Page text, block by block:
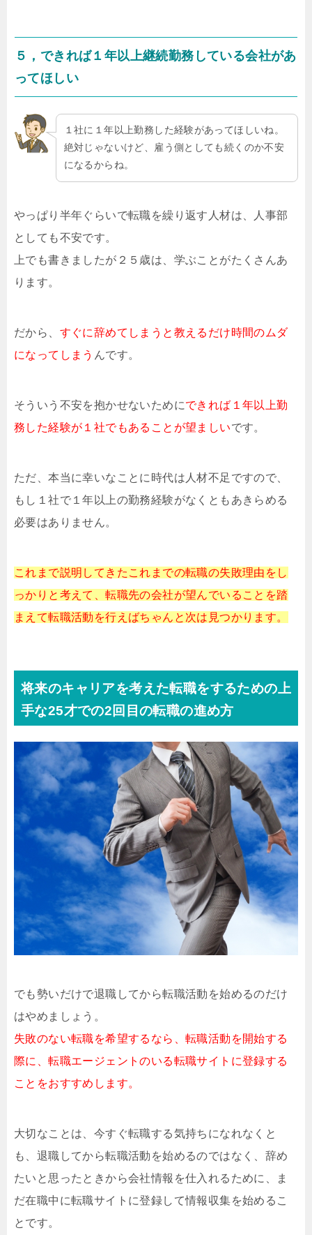
５，できれば１年以上継続勤務している会社があ
ってほしい
１社に１年以上勤務した経験があってほしいね。
絶対じゃないけど、雇う側としても続くのか不安
になるからね。
やっぱり半年ぐらいで転職を繰り返す人材は、人事部
としても不安です。
上でも書きましたが２５歳は、学ぶことがたくさんあ
ります。
だから、 すぐに辞めてしまうと教えるだけ時間のムダ
になってしまう んです。
そういう不安を抱かせないためにできれば１年以上勤
務した経験が１社でもあることが望ましいです。
ただ、本当に幸いなことに時代は人材不足ですので、
もし１社で１年以上の勤務経験がなくともあきらめる
必要はありません。
これまで説明してきたこれまでの転職の失敗理由をし
っかりと考えて、転職先の会社が望んでいることを踏
まえて転職活動を行えばちゃんと次は見つかります。
将来のキャリアを考えた転職をするための上
手な25才での2回目の転職の進め方
でも勢いだけで退職してから転職活動を始めるのだけ
はやめましょう。
失敗のない転職を希望するなら、転職活動を開始する
際に、転職エージェントのいる転職サイトに登録する
ことをおすすめします。
大切なことは、今すぐ転職する気持ちになれなくと
も、退職してから転職活動を始めるのではなく、辞め
たいと思ったときから会社情報を仕入れるために、ま
だ在職中に転職サイトに登録して情報収集を始めるこ
とです。